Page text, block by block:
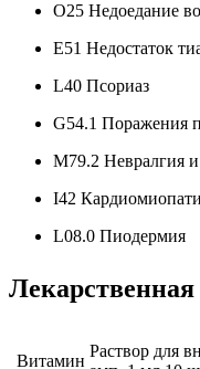
O25 Недоедание
E51 Недостаток
L40 Псориаз
G54.1 Поражения
M79.2 Невралгия
I42
L08.0 Пиодермия
Витамин
Раствор для